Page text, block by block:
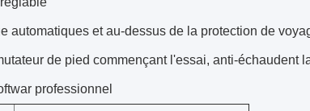
automatiques et au-dessus de la protection de
de pied commençant l'essai, anti-échaudent
professionnel